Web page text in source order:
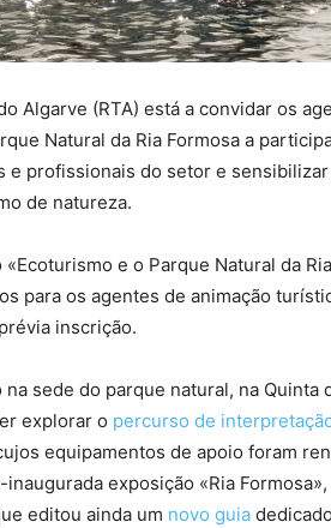
Algarve (RTA) está a convidar os
Natural da Ria Formosa a
e profissionais do setor e
de natureza.
«Ecoturismo e o Parque Natural da
para os agentes de animação
inscrição.
sede do parque natural, na Quinta
explorar o percurso de
equipamentos de apoio foram
inaugurada exposição «Ria
editou ainda um novo guia